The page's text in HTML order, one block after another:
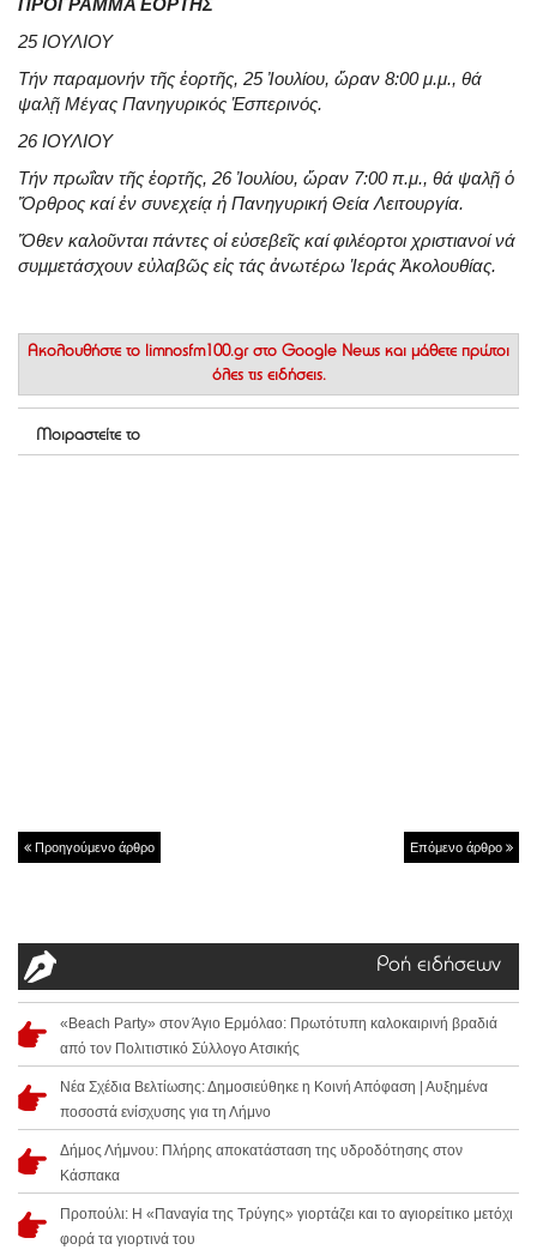
ΠΡΟΓΡΑΜΜΑ ΕΟΡΤΗΣ
25 ΙΟΥΛΙΟΥ
Τήν παραμονήν τῆς ἑορτῆς, 25 Ἰουλίου, ὥραν 8:00 μ.μ., θά
ψαλῇ Μέγας Πανηγυρικός Ἑσπερινός.
26 ΙΟΥΛΙΟΥ
Τήν πρωΐαν τῆς ἑορτῆς, 26 Ἰουλίου, ὥραν 7:00 π.μ., θά ψαλῇ ὁ
Ὄρθρος καί ἐν συνεχείᾳ ἡ Πανηγυρική Θεία Λειτουργία.
Ὄθεν καλοῦνται πάντες οἱ εὐσεβεῖς καί φιλέορτοι χριστιανοί νά
συμμετάσχουν εὐλαβῶς εἰς τάς ἀνωτέρω Ἱεράς Ἀκολουθίας.
Ακολουθήστε το limnosfm100.gr στο Google News και μάθετε πρώτοι
όλες τις ειδήσεις.
Μοιραστείτε το
Προηγούμενο άρθρο Επόμενο άρθρο
Ροή ειδήσεων
«Beach Party» στον Άγιο Ερμόλαο: Πρωτότυπη καλοκαιρινή βραδιά
από τον Πολιτιστικό Σύλλογο Ατσικής
Νέα Σχέδια Βελτίωσης: Δημοσιεύθηκε η Κοινή Απόφαση | Αυξημένα
ποσοστά ενίσχυσης για τη Λήμνο
Δήμος Λήμνου: Πλήρης αποκατάσταση της υδροδότησης στον
Κάσπακα
Προπούλι: Η «Παναγία της Τρύγης» γιορτάζει και το αγιορείτικο μετόχι
φορά τα γιορτινά του